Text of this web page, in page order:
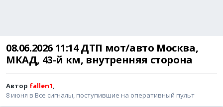
08.06.2026 11:14 ДТП мот/авто Москва,
МКАД, 43-й км, внутренняя сторона
Автор fallen1,
8 июня в Все сигналы, поступившие на оперативный пульт